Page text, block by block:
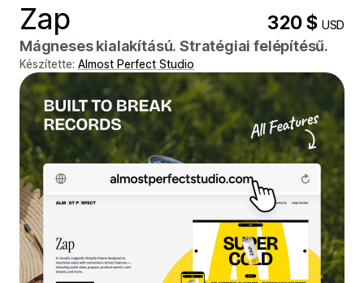
Zap 320 $USD
Mágneses kialakítású. Stratégiai felépítésű.
Készítette: Almost Perfect Studio